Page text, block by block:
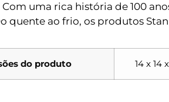
Com uma rica história de 100
quente ao frio, os produtos
do produto ‎14 x 14